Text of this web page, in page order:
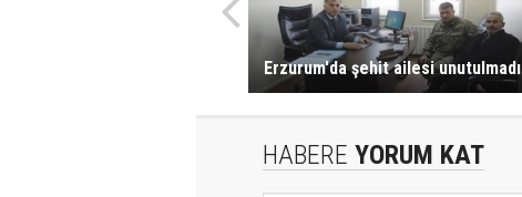
Erzurum'da şehit ailesi unutulmadı
HABERE YORUM KAT